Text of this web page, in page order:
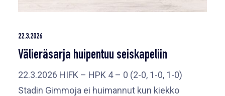
22.3.2026
Välieräsarja huipentuu seiskapeliin
22.3.2026 HIFK – HPK 4 – 0 (2-0, 1-0, 1-0)
Stadin Gimmoja ei huimannut kun kiekko